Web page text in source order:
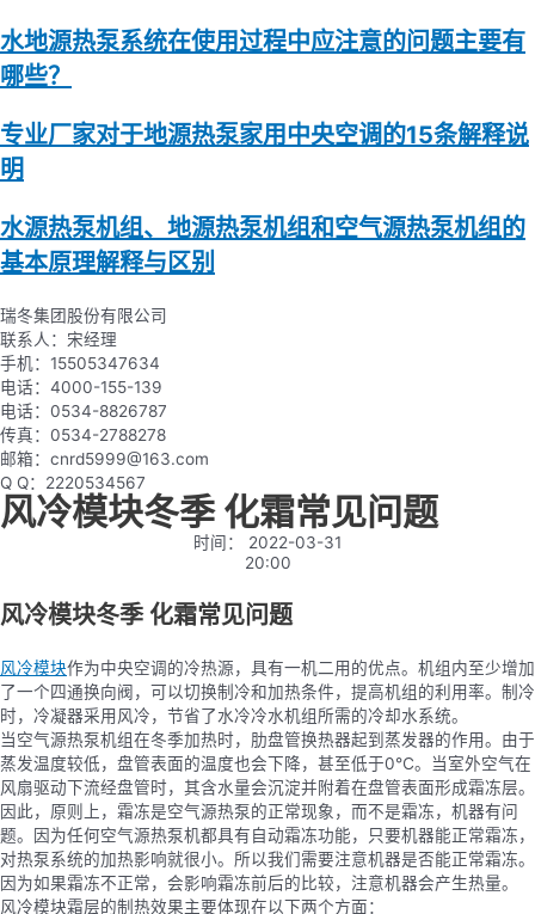
水地源热泵系统在使用过程中应注意的问题主要有
哪些？
专业厂家对于地源热泵家用中央空调的15条解释说
明
水源热泵机组、地源热泵机组和空气源热泵机组的
基本原理解释与区别
瑞冬集团股份有限公司
联系人：宋经理
手机：15505347634
电话：4000-155-139
电话：0534-8826787
传真：0534-2788278
邮箱：cnrd5999@163.com
Q Q：2220534567
风冷模块冬季 化霜常见问题
时间：
2022-03-31
20:00
风冷模块冬季 化霜常见问题
风冷模块作为中央空调的冷热源，具有一机二用的优点。机组内至少增加
了一个四通换向阀，可以切换制冷和加热条件，提高机组的利用率。制冷
时，冷凝器采用风冷，节省了水冷冷水机组所需的冷却水系统。
当空气源热泵机组在冬季加热时，肋盘管换热器起到蒸发器的作用。由于
蒸发温度较低，盘管表面的温度也会下降，甚至低于0℃。当室外空气在
风扇驱动下流经盘管时，其含水量会沉淀并附着在盘管表面形成霜冻层。
因此，原则上，霜冻是空气源热泵的正常现象，而不是霜冻，机器有问
题。因为任何空气源热泵机都具有自动霜冻功能，只要机器能正常霜冻，
对热泵系统的加热影响就很小。所以我们需要注意机器是否能正常霜冻。
因为如果霜冻不正常，会影响霜冻前后的比较，注意机器会产生热量。
风冷模块霜层的制热效果主要体现在以下两个方面：